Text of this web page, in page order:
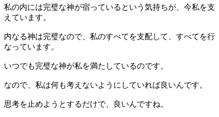
私の内には完璧な神が宿っているという気持ちが、今私を支
えています。
内なる神は完璧なので、私のすべてを支配して、すべてを行
なっています。
いつでも完璧な神が私を満たしているのです。
なので、私は何も考えないようにしていれば良いんです。
思考を止めようとするだけで、良いんですね。